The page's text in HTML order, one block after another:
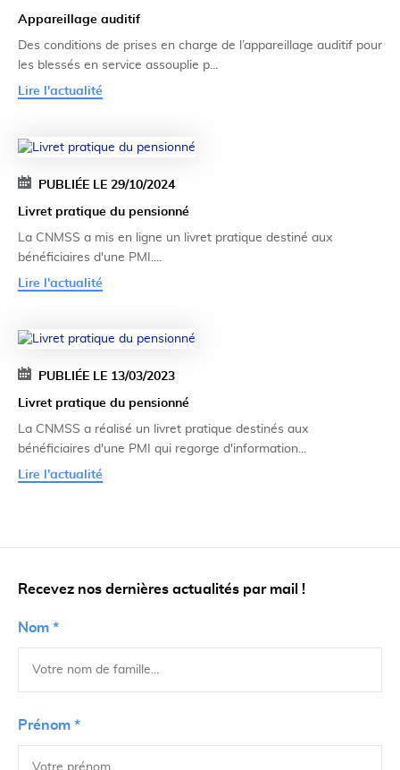
Appareillage auditif
Des conditions de prises en charge de l’appareillage auditif pour
les blessés en service assouplie p...
Lire l'actualité
PUBLIÉE LE 29/10/2024
Livret pratique du pensionné
La CNMSS a mis en ligne un livret pratique destiné aux
bénéficiaires d'une PMI....
Lire l'actualité
PUBLIÉE LE 13/03/2023
Livret pratique du pensionné
La CNMSS a réalisé un livret pratique destinés aux
bénéficiaires d'une PMI qui regorge d'information...
Lire l'actualité
Recevez nos dernières actualités par mail !
Nom *
Prénom *